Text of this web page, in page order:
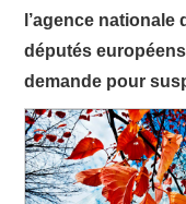
l’agence
députés
demande pour